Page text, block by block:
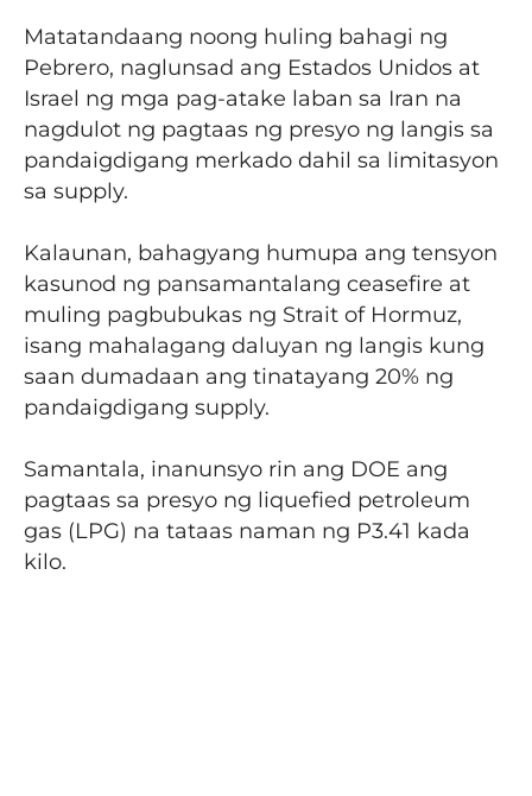
Matatandaang noong huling bahagi ng
Pebrero, naglunsad ang Estados Unidos at
Israel ng mga pag-atake laban sa Iran na
nagdulot ng pagtaas ng presyo ng langis sa
pandaigdigang merkado dahil sa limitasyon
sa supply.
Kalaunan, bahagyang humupa ang tensyon
kasunod ng pansamantalang ceasefire at
muling pagbubukas ng Strait of Hormuz,
isang mahalagang daluyan ng langis kung
saan dumadaan ang tinatayang 20% ng
pandaigdigang supply.
Samantala, inanunsyo rin ang DOE ang
pagtaas sa presyo ng liquefied petroleum
gas (LPG) na tataas naman ng P3.41 kada
kilo.